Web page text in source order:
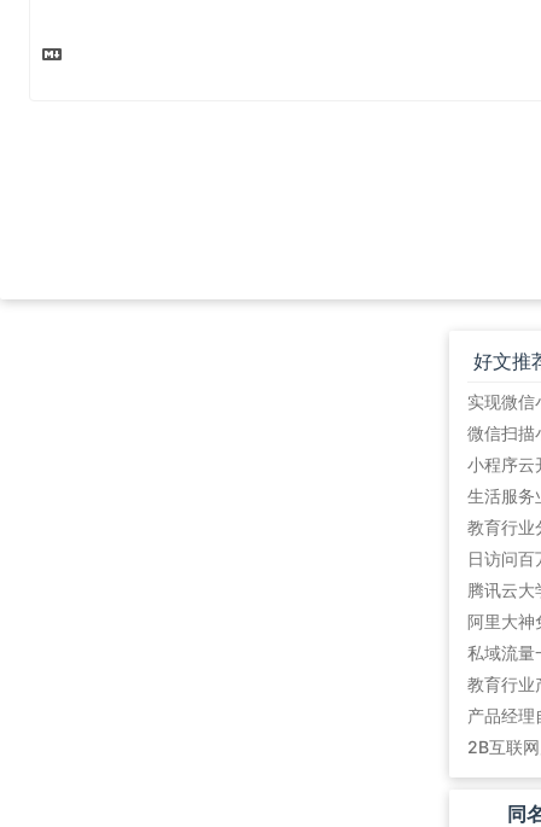
好文推
教育行业
阿里大神
私域流量
教育行业
产品经理
2B互联
同